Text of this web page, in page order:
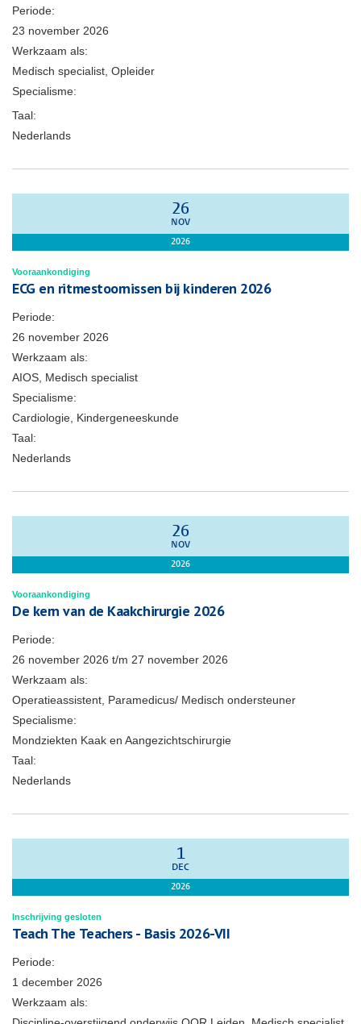
Periode:
23 november 2026
Werkzaam als:
Medisch specialist, Opleider
Specialisme:
Taal:
Nederlands
26
NOV
2026
Vooraankondiging
ECG en ritmestoornissen bij kinderen 2026
Periode:
26 november 2026
Werkzaam als:
AIOS, Medisch specialist
Specialisme:
Cardiologie, Kindergeneeskunde
Taal:
Nederlands
26
NOV
2026
Vooraankondiging
De kern van de Kaakchirurgie 2026
Periode:
26 november 2026 t/m 27 november 2026
Werkzaam als:
Operatieassistent, Paramedicus/ Medisch ondersteuner
Specialisme:
Mondziekten Kaak en Aangezichtschirurgie
Taal:
Nederlands
1
DEC
2026
Inschrijving gesloten
Teach The Teachers - Basis 2026-VII
Periode:
1 december 2026
Werkzaam als: